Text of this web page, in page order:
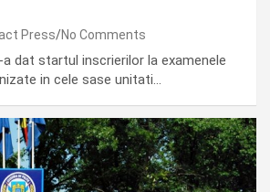
Press No Comments
dat startul inscrierilor la examenele
in cele sase unitati…